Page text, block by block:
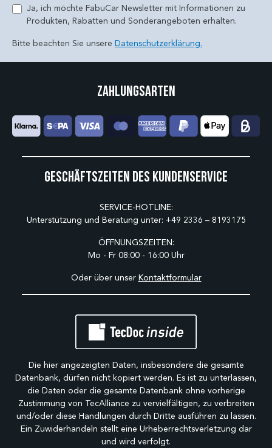
Ja, ich möchte FabuCar Newsletter mit Informationen zu
Produkten, Rabatten und Sonderangeboten erhalten.
Bitte beachten Sie unsere Datenschutzerklärung.
Geschäftszeiten des Kundenservice
SERVICE-HOTLINE:
Unterstützung und Beratung unter: +49 2336 – 8193175
ÖFFNUNGSZEITEN:
Mo - Fr 08:00 - 16:00 Uhr
Oder über unser Kontaktformular
Zahlungsarten
Die hier angezeigten Daten, insbesondere die gesamte
Datenbank, dürfen nicht kopiert werden. Es ist zu unterlassen,
die Daten oder die gesamte Datenbank ohne vorherige
Zustimmung von TecAlliance zu vervielfältigen, zu verbreiten
und/oder diese Handlungen durch Dritte ausführen zu lassen.
Ein Zuwiderhandeln stellt eine Urheberrechtsverletzung dar
und wird verfolgt.